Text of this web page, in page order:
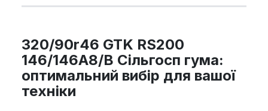
320/90r46 GTK RS200
146/146A8/B Сільгосп гума:
оптимальний вибір для вашої
техніки